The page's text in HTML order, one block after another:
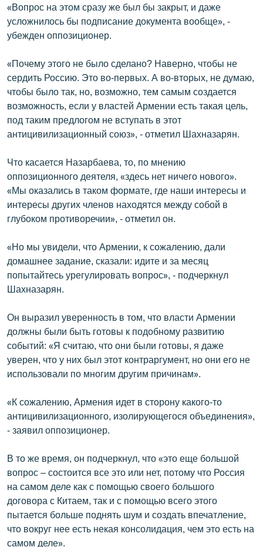
«Вопрос на этом сразу же был бы закрыт, и даже
усложнилось бы подписание документа вообще», -
убежден оппозиционер.
«Почему этого не было сделано? Наверно, чтобы не
сердить Россию. Это во-первых. А во-вторых, не думаю,
чтобы было так, но, возможно, тем самым создается
возможность, если у властей Армении есть такая цель,
под таким предлогом не вступать в этот
антицивилизационный союз», - отметил Шахназарян.
Что касается Назарбаева, то, по мнению
оппозиционного деятеля, «здесь нет ничего нового».
«Мы оказались в таком формате, где наши интересы и
интересы других членов находятся между собой в
глубоком противоречии», - отметил он.
«Но мы увидели, что Армении, к сожалению, дали
домашнее задание, сказали: идите и за месяц
попытайтесь урегулировать вопрос», - подчеркнул
Шахназарян.
Он выразил уверенность в том, что власти Армении
должны были быть готовы к подобному развитию
событий: «Я считаю, что они были готовы, я даже
уверен, что у них был этот контраргумент, но они его не
использовали по многим другим причинам».
«К сожалению, Армения идет в сторону какого-то
антицивилизационного, изолирующегося объединения»,
- заявил оппозиционер.
В то же время, он подчеркнул, что «это еще большой
вопрос – состоится все это или нет, потому что Россия
на самом деле как с помощью своего большого
договора с Китаем, так и с помощью всего этого
пытается больше поднять шум и создать впечатление,
что вокруг нее есть некая консолидация, чем это есть на
самом деле».